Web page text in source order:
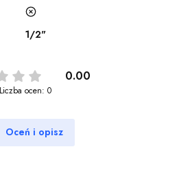
1/2"
0.00
Liczba ocen: 0
Oceń i opisz